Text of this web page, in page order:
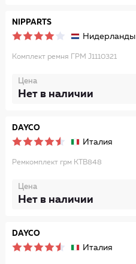
NIPPARTS
Нидерланды
Комплект ремня ГРМ J1110321
Цена
Нет в наличии
DAYCO
Италия
Ремкомплект грм KTB848
Цена
Нет в наличии
DAYCO
Италия